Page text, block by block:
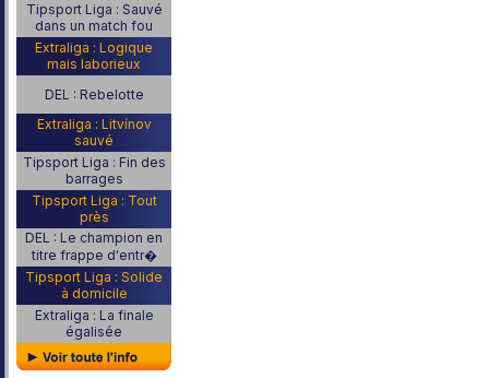
Tipsport Liga : Sauvé
dans un match fou
Extraliga : Logique
mais laborieux
DEL : Rebelotte
Extraliga : Litvínov
sauvé
Tipsport Liga : Fin des
barrages
Tipsport Liga : Tout
près
DEL : Le champion en
titre frappe d'entr�
Tipsport Liga : Solide
à domicile
Extraliga : La finale
égalisée